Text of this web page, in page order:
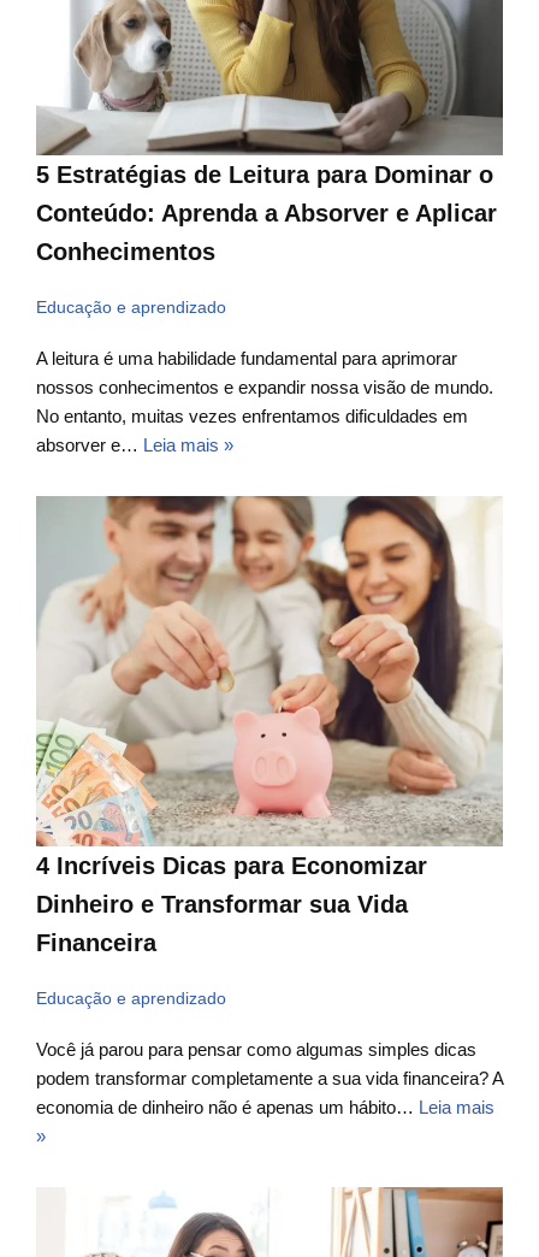
5 Estratégias de Leitura para Dominar o
Conteúdo: Aprenda a Absorver e Aplicar
Conhecimentos
Educação e aprendizado
A leitura é uma habilidade fundamental para aprimorar
nossos conhecimentos e expandir nossa visão de mundo.
No entanto, muitas vezes enfrentamos dificuldades em
absorver e… Leia mais »
4 Incríveis Dicas para Economizar
Dinheiro e Transformar sua Vida
Financeira
Educação e aprendizado
Você já parou para pensar como algumas simples dicas
podem transformar completamente a sua vida financeira? A
economia de dinheiro não é apenas um hábito… Leia mais
»